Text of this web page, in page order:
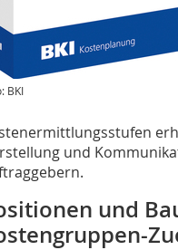
BKI
und
und